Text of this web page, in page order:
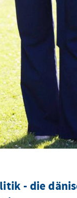
- die